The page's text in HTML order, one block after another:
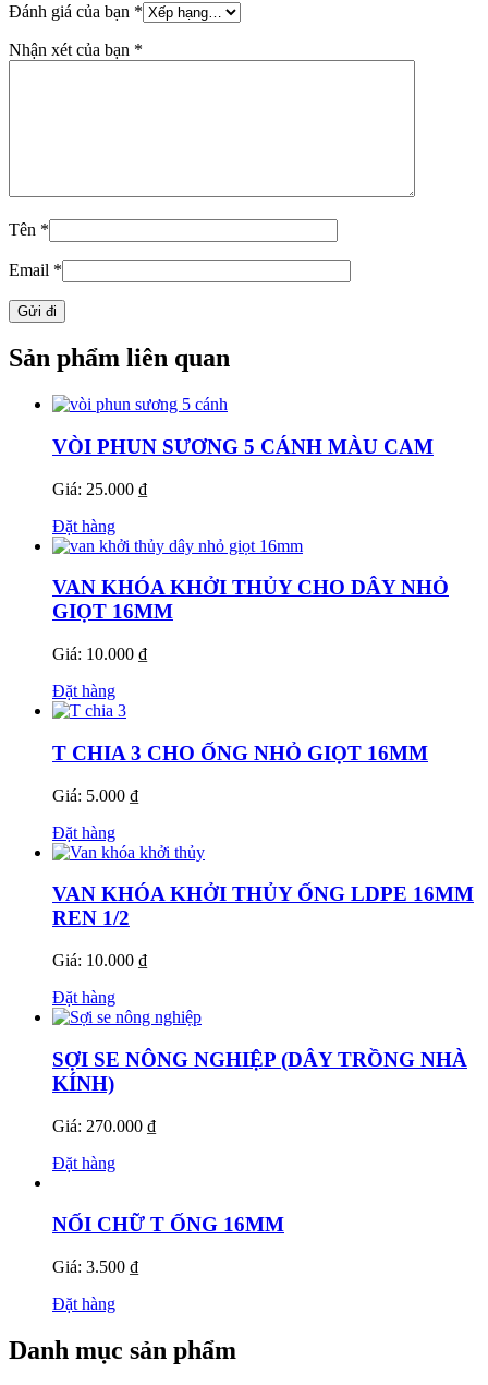
Đánh giá của bạn *
Nhận xét của bạn *
Tên *
Email *
Sản phẩm liên quan
VÒI PHUN SƯƠNG 5 CÁNH MÀU CAM
Giá: 25.000 ₫
Đặt hàng
VAN KHÓA KHỞI THỦY CHO DÂY NHỎ
GIỌT 16MM
Giá: 10.000 ₫
Đặt hàng
T CHIA 3 CHO ỐNG NHỎ GIỌT 16MM
Giá: 5.000 ₫
Đặt hàng
VAN KHÓA KHỞI THỦY ỐNG LDPE 16MM
REN 1/2
Giá: 10.000 ₫
Đặt hàng
SỢI SE NÔNG NGHIỆP (DÂY TRỒNG NHÀ
KÍNH)
Giá: 270.000 ₫
Đặt hàng
NỐI CHỮ T ỐNG 16MM
Giá: 3.500 ₫
Đặt hàng
Danh mục sản phẩm